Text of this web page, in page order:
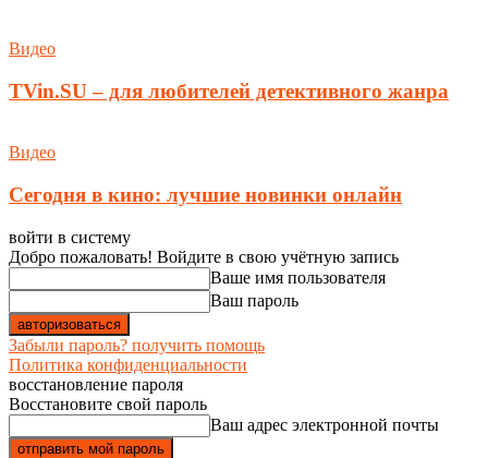
Видео
TVin.SU – для любителей детективного жанра
Видео
Сегодня в кино: лучшие новинки онлайн
войти в систему
Добро пожаловать! Войдите в свою учётную запись
Ваше имя пользователя
Ваш пароль
Забыли пароль? получить помощь
Политика конфиденциальности
восстановление пароля
Восстановите свой пароль
Ваш адрес электронной почты